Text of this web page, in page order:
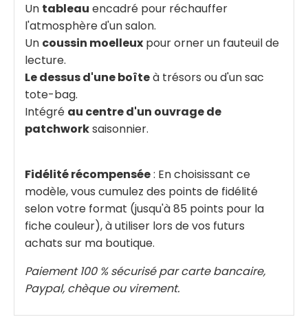
Un tableau encadré pour réchauffer
l'atmosphère d'un salon.
Un coussin moelleux pour orner un fauteuil de
lecture.
Le dessus d'une boîteà trésors ou d'un sac
tote-bag.
Intégré au centre d'un ouvrage de
patchworksaisonnier.
Fidélité récompensée: En choisissant ce
modèle, vous cumulez des points de fidélité
selon votre format (jusqu'à 85 points pour la
fiche couleur), à utiliser lors de vos futurs
achats sur ma boutique.
Paiement 100 % sécurisé par carte bancaire,
Paypal, chèque ou virement.